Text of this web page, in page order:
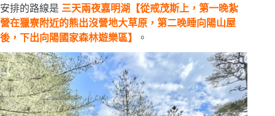
安排的路線是 三天兩夜嘉明湖【從戒茂斯上，第一晚紮
營在獵寮附近的熊出沒營地大草原，第二晚睡向陽山屋
後，下出向陽國家森林遊樂區】
。